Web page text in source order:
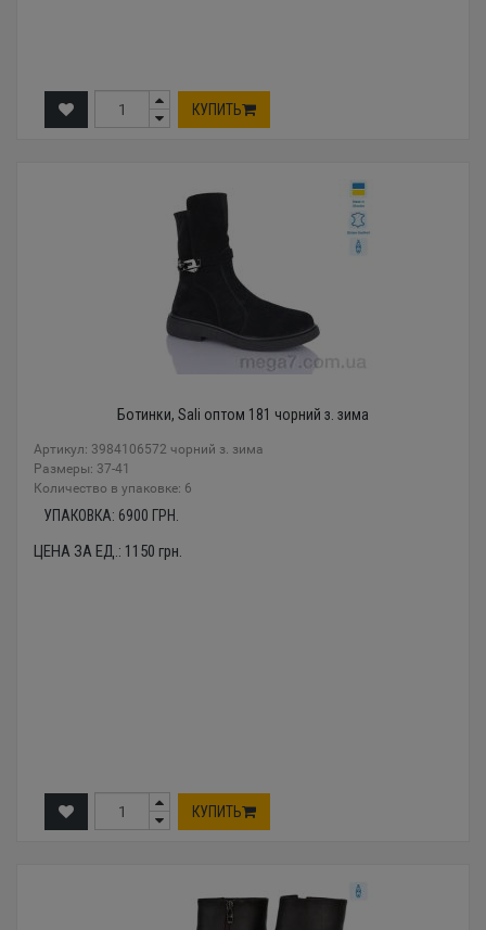
КУПИТЬ
Ботинки, Sali оптом 181 чорний з. зима
Артикул: 3984106572 чорний з. зима
Размеры: 37-41
Количество в упаковке: 6
УПАКОВКА: 6900 ГРН.
ЦЕНА ЗА ЕД.: 1150 грн.
КУПИТЬ